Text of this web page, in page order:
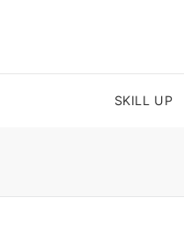
SKILL UP